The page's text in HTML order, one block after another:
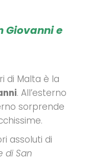
Giovanni e
di Malta è la
. All’esterno
sorprende
assoluti di
di San